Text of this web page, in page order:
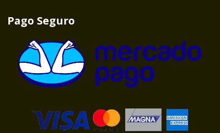
Pago Seguro